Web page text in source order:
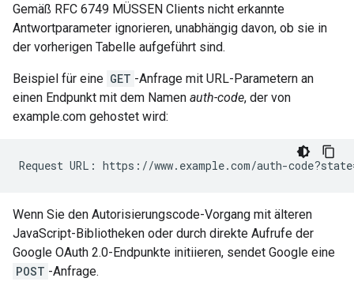
Gemäß RFC 6749 MÜSSEN Clients nicht erkannte
Antwortparameter ignorieren, unabhängig davon, ob sie in
der vorherigen Tabelle aufgeführt sind.
Beispiel für eine GET -Anfrage mit URL-Parametern an
einen Endpunkt mit dem Namen auth-code, der von
example.com gehostet wird:
Wenn Sie den Autorisierungscode-Vorgang mit älteren
JavaScript-Bibliotheken oder durch direkte Aufrufe der
Google OAuth 2.0-Endpunkte initiieren, sendet Google eine
POST -Anfrage.